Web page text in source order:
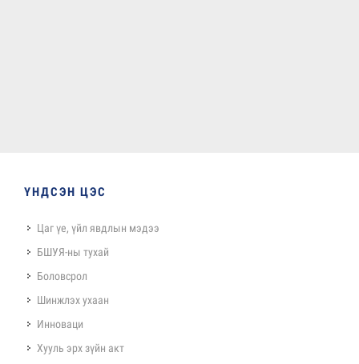
ҮНДСЭН ЦЭС
Цаг үе, үйл явдлын мэдээ
БШУЯ-ны тухай
Боловсрол
Шинжлэх ухаан
Инноваци
Хууль эрх зүйн акт